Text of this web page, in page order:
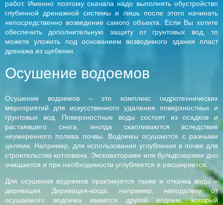
работ. Именно поэтому сначала надо выполнять обустройство
глубинной дренажной системы и лишь после этого начинать
непосредственно возведение самого объекта. Если Вы хотите
обеспечить дополнительную защиту от грунтовых вод, то
можете уложить под основанием возводимого здания пласт
дренажа из щебенки.
Осушение водоемов
Осушение водоемов – это комплекс гидротехнических
мероприятий для искусственного удаления поверхностных и
грунтовых вод. Поверхностные воды состоят из осадков и
растаявшего снега, иногда скапливаются вследствие
неумеренного полива почвы. Водоемы осушаются с разными
целями. Например, для использования углубления в почве для
строительства котлована. Экскаваторами или бульдозерами дно
очищается и при необходимости углубляется и расширяется.
Для осушения водоемов практикуется также и откачка воды –
деривация. Деривация-когда, например, неподалеку от
осушаемого водоема имеется другой водоем, который